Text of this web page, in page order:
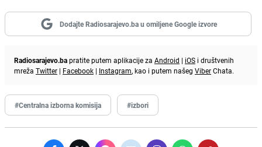
Dodajte Radiosarajevo.ba u omiljene Google izvore
Radiosarajevo.bapratite putem aplikacije za Android | iOS i društvenih
mreža Twitter | Facebook | Instagram, kao i putem našeg ViberChata.
#Centralna izborna komisija #izbori